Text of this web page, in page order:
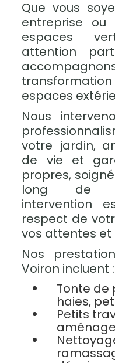
Que vous
entreprise ou
espaces
attention
espaces
Nous
votre jardin,
de vie et
propres,
long de
intervention
respect de
vos attentes
Nos
Voiron incluent :
Tonte de
haies,
Petits